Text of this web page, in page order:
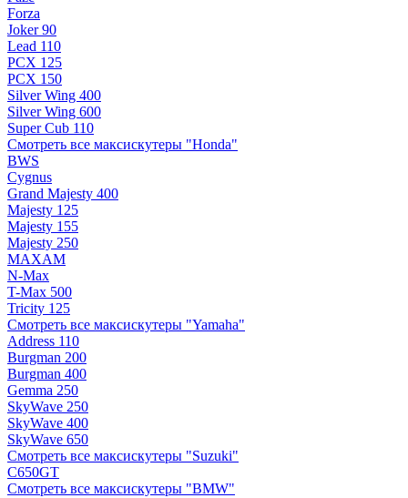
Forza
Joker 90
Lead 110
PCX 125
PCX 150
Silver Wing 400
Silver Wing 600
Super Cub 110
Смотреть все максискутеры "Honda"
BWS
Cygnus
Grand Majesty 400
Majesty 125
Majesty 155
Majesty 250
MAXAM
N-Max
T-Max 500
Tricity 125
Смотреть все максискутеры "Yamaha"
Address 110
Burgman 200
Burgman 400
Gemma 250
SkyWave 250
SkyWave 400
SkyWave 650
Смотреть все максискутеры "Suzuki"
C650GT
Смотреть все максискутеры "BMW"